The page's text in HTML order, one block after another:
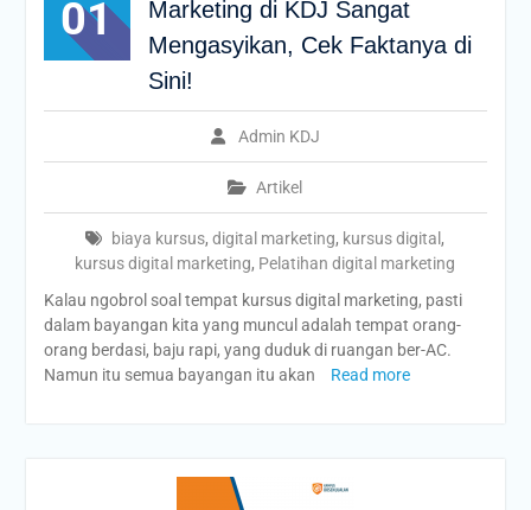
01
Marketing di KDJ Sangat
Mengasyikan, Cek Faktanya di
Sini!
Admin KDJ
Artikel
biaya kursus,digital marketing, kursus digital ,
kursus digital marketing, Pelatihan digital marketing
Kalau ngobrol soal tempat kursus digital marketing, pasti
dalam bayangan kita yang muncul adalah tempat orang-
orang berdasi, baju rapi, yang duduk di ruangan ber-AC.
Namun itu semua bayangan itu akan
Read more